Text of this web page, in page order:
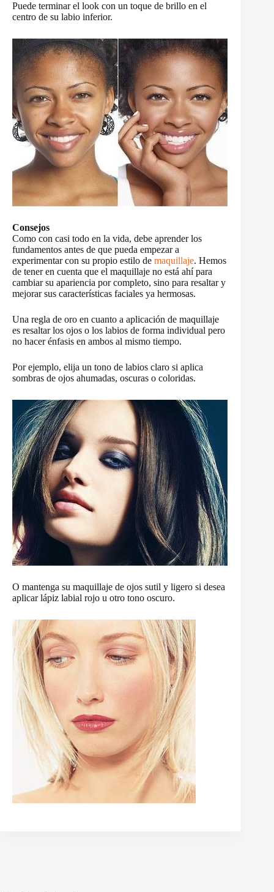
Puede terminar el look con un toque de brillo en el
centro de su labio inferior.
Consejos
Como con casi todo en la vida, debe aprender los
fundamentos antes de que pueda empezar a
experimentar con su propio estilo de maquillaje. Hemos
de tener en cuenta que el maquillaje no está ahí para
cambiar su apariencia por completo, sino para resaltar y
mejorar sus características faciales ya hermosas.
Una regla de oro en cuanto a aplicación de maquillaje
es resaltar los ojos o los labios de forma individual pero
no hacer énfasis en ambos al mismo tiempo.
Por ejemplo, elija un tono de labios claro si aplica
sombras de ojos ahumadas, oscuras o coloridas.
O mantenga su maquillaje de ojos sutil y ligero si desea
aplicar lápiz labial rojo u otro tono oscuro.